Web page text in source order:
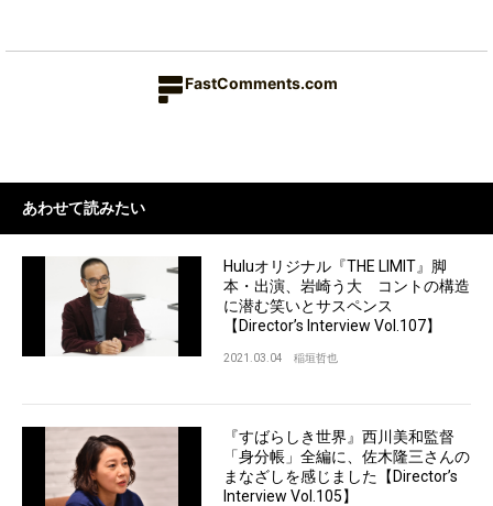
FastComments.com
あわせて読みたい
Huluオリジナル『THE LIMIT』脚
本・出演、岩崎う大 コントの構造
に潜む笑いとサスペンス
【Director’s Interview Vol.107】
2021.03.04 稲垣哲也
『すばらしき世界』西川美和監督
「身分帳」全編に、佐木隆三さんの
まなざしを感じました【Director’s
Interview Vol.105】